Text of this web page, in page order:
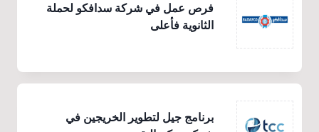
فرص عمل في شركة سدافكو لحملة
الثانوية فأعلى
برنامج جيل لتطوير الخريجين في